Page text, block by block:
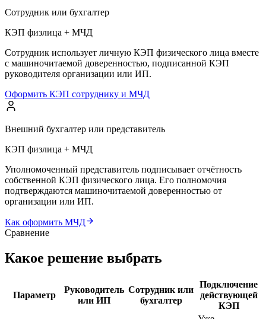
Сотрудник или бухгалтер
КЭП физлица + МЧД
Сотрудник использует личную КЭП физического лица вместе
с машиночитаемой доверенностью, подписанной КЭП
руководителя организации или ИП.
Оформить КЭП сотруднику и МЧД
Внешний бухгалтер или представитель
КЭП физлица + МЧД
Уполномоченный представитель подписывает отчётность
собственной КЭП физического лица. Его полномочия
подтверждаются машиночитаемой доверенностью от
организации или ИП.
Как оформить МЧД
Сравнение
Какое решение выбрать
Параметр
Руководитель
или ИП
Сотрудник или
бухгалтер
Подключение
действующей
КЭП